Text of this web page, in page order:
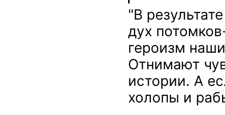
"В
дух
героизм
Отнимают
истории. А
холопы и